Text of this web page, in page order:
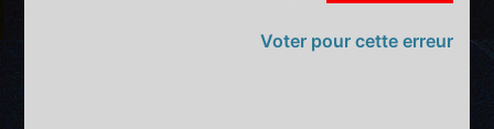
Voter pour cette erreur